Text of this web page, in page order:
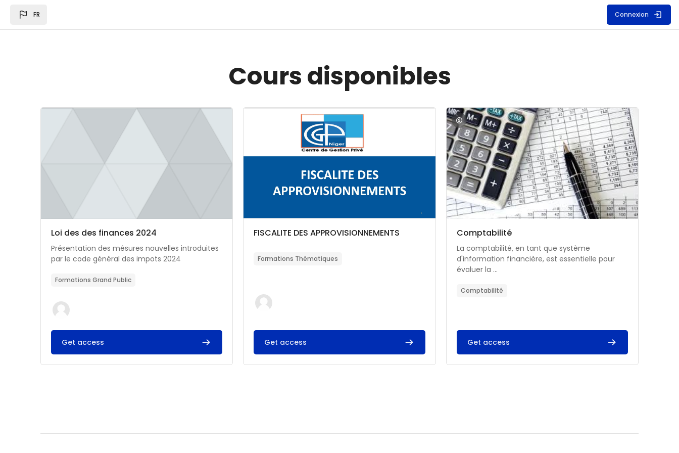
FR Connexion
Cours disponibles
Image du cours Loi des des finances 2024
Catégorie de cours
Nom du cours
Loi des des finances 2024
Résumé du cours :
Présentation des mésures nouvelles introduites
par le code général des impots 2024
Formations Grand Public
Get access
Image du cours FISCALITE DES APPROVISIONNEMENTS
Catégorie de cours
Nom du cours
FISCALITE DES APPROVISIONNEMENTS
Formations Thématiques
Get access
Image du cours Comptabilité
Catégorie de cours
Nom du cours
Comptabilité
Résumé du cours :
La comptabilité, en tant que système
d'information financière, est essentielle pour
évaluer la ...
Comptabilité
Get access